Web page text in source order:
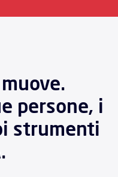
persone, i
strumenti